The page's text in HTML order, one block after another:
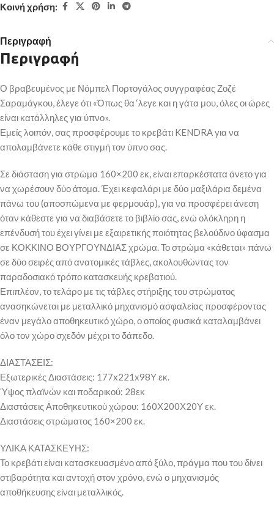
Κοινή χρήση:
Περιγραφή
Περιγραφή
Ο βραβευμένος με Νόμπελ Πορτογάλος συγγραφέας Ζοζέ
Σαραμάγκου, έλεγε ότι «Όπως θα ‘λεγε και η γάτα μου, όλες οι ώρες
είναι κατάλληλες για ύπνο».
Εμείς λοιπόν, σας προσφέρουμε το κρεβάτι KENDRA για να
απολαμβάνετε κάθε στιγμή τον ύπνο σας.
Σε διάσταση για στρώμα 160×200 εκ, είναι επαρκέστατα άνετο για
να χωρέσουν δύο άτομα. Έχει κεφαλάρι με δύο μαξιλάρια δεμένα
πάνω του (αποσπώμενα με φερμουάρ), για να προσφέρει άνεση
όταν κάθεστε για να διαβάσετε το βιβλίο σας, ενώ ολόκληρη η
επένδυσή του έχει γίνει με εξαιρετικής ποιότητας βελούδινο ύφασμα
σε ΚΟΚΚΙΝΟ ΒΟΥΡΓΟΥΝΔΙΑΣ χρώμα. Το στρώμα «κάθεται» πάνω
σε δύο σειρές από ανατομικές τάβλες, ακολουθώντας τον
παραδοσιακό τρόπο κατασκευής κρεβατιού.
Επιπλέον, το τελάρο με τις τάβλες στήριξης του στρώματος
ανασηκώνεται με μεταλλικό μηχανισμό ασφαλείας προσφέροντας
έναν μεγάλο αποθηκευτικό χώρο, ο οποίος φυσικά καταλαμβάνει
όλο τον χώρο σχεδόν μέχρι το δάπεδο.
ΔΙΑΣΤΑΣΕΙΣ:
Εξωτερικές Διαστάσεις: 177x221x98Υ εκ.
Ύψος πλαϊνών και ποδαρικού: 28εκ
Διαστάσεις Αποθηκευτικού χώρου: 160Χ200Χ20Υ εκ.
Διαστάσεις στρώματος 160×200 εκ.
ΥΛΙΚΑ ΚΑΤΑΣΚΕΥΗΣ:
Το κρεβάτι είναι κατασκευασμένο από ξύλο, πράγμα που του δίνει
στιβαρότητα και αντοχή στον χρόνο, ενώ ο μηχανισμός
αποθήκευσης είναι μεταλλικός.